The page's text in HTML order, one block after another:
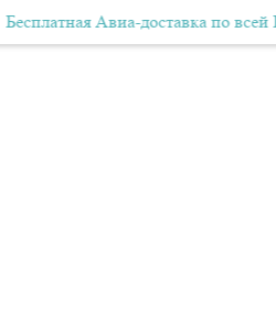
Бесплатная Авиа-
Авиа-доставка по всей России